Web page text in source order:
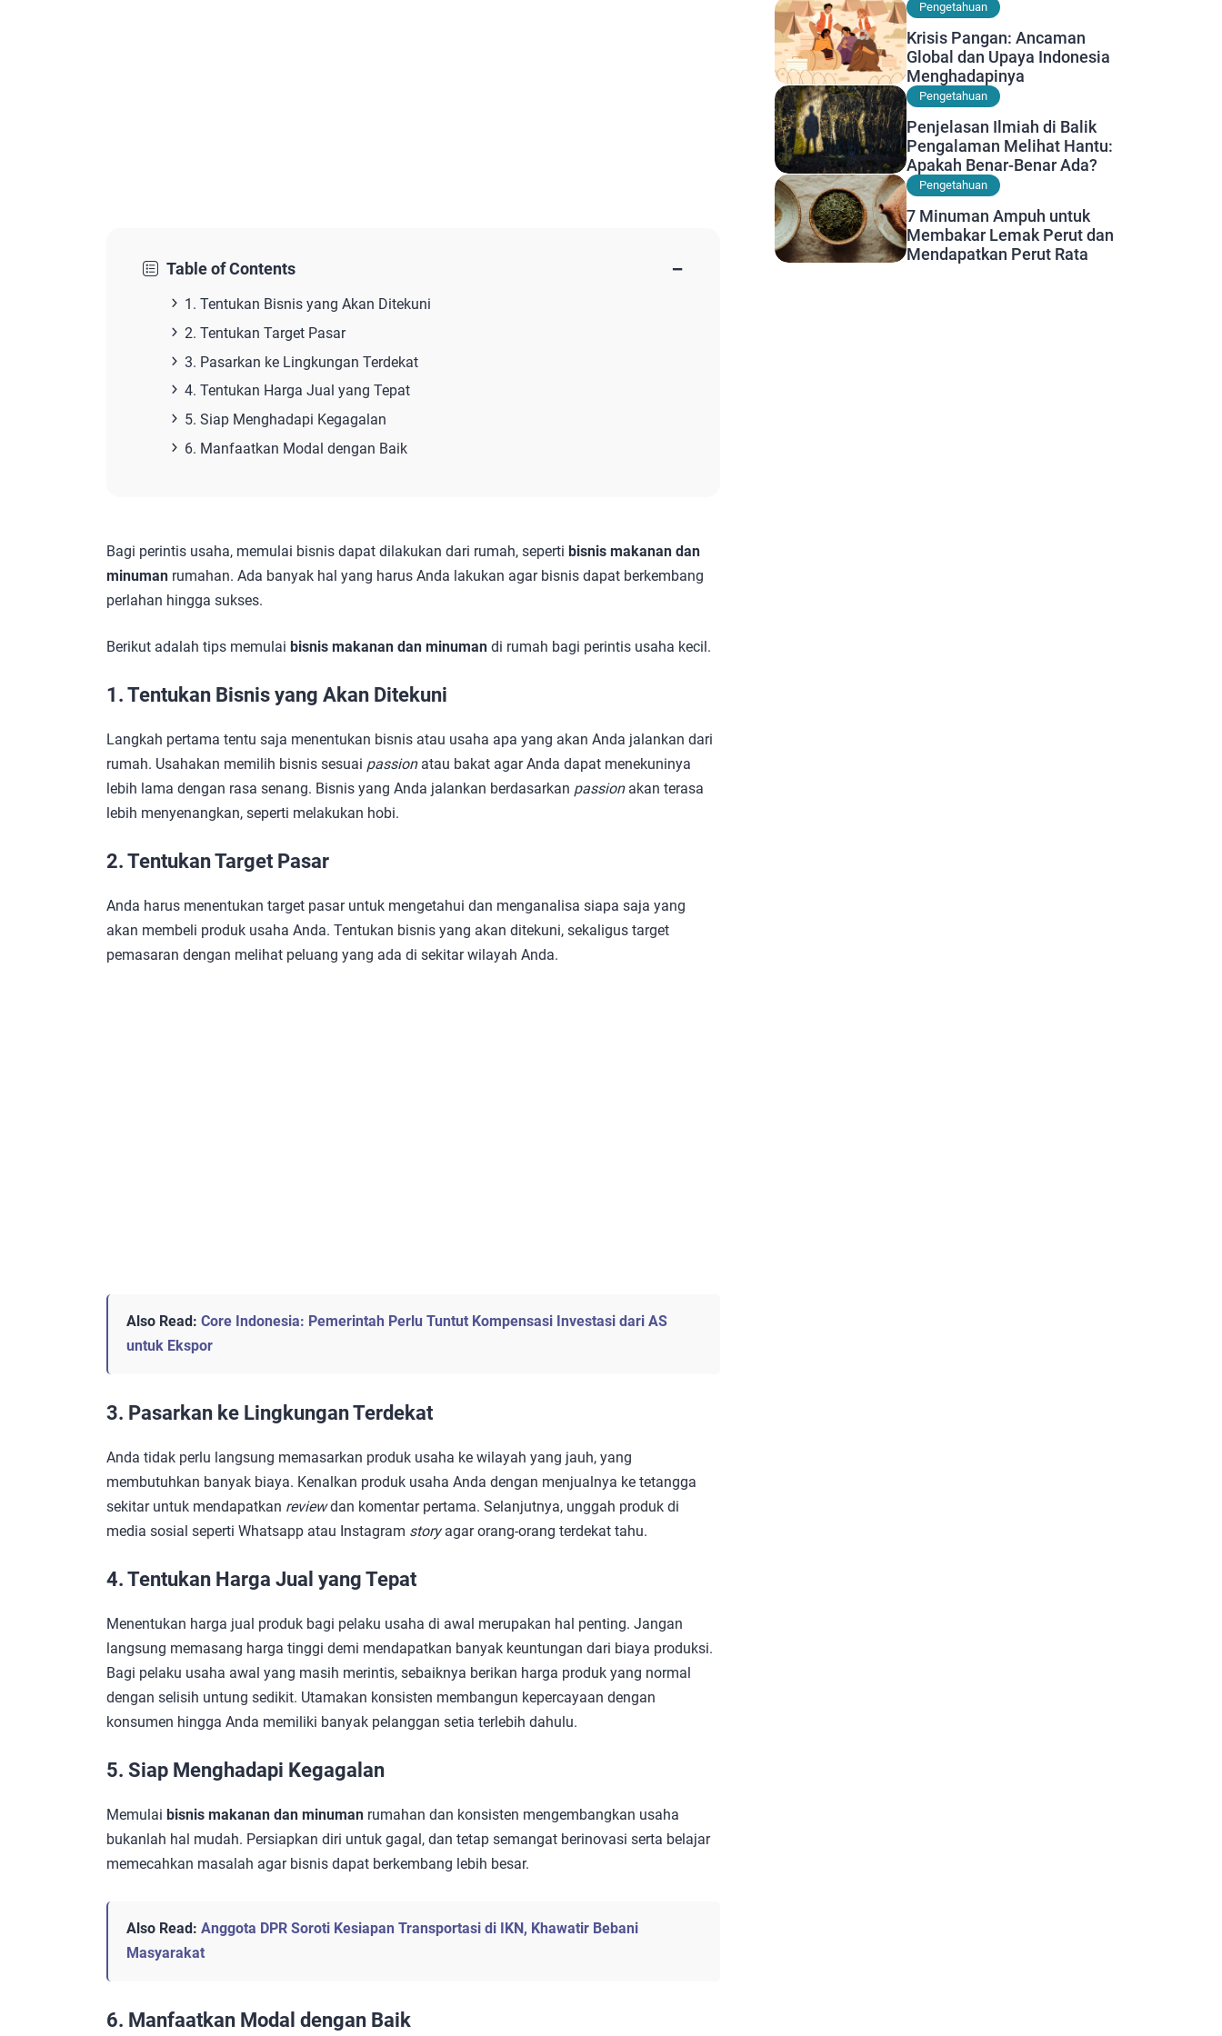
Table of Contents −
1. Tentukan Bisnis yang Akan Ditekuni
2. Tentukan Target Pasar
3. Pasarkan ke Lingkungan Terdekat
4. Tentukan Harga Jual yang Tepat
5. Siap Menghadapi Kegagalan
6. Manfaatkan Modal dengan Baik
Bagi perintis usaha, memulai bisnis dapat dilakukan dari rumah, seperti bisnis makanan dan
minuman rumahan. Ada banyak hal yang harus Anda lakukan agar bisnis dapat berkembang
perlahan hingga sukses.
Berikut adalah tips memulai bisnis makanan dan minuman di rumah bagi perintis usaha kecil.
1. Tentukan Bisnis yang Akan Ditekuni
Langkah pertama tentu saja menentukan bisnis atau usaha apa yang akan Anda jalankan dari
rumah. Usahakan memilih bisnis sesuai passionatau bakat agar Anda dapat menekuninya
lebih lama dengan rasa senang. Bisnis yang Anda jalankan berdasarkan passionakan terasa
lebih menyenangkan, seperti melakukan hobi.
2. Tentukan Target Pasar
Anda harus menentukan target pasar untuk mengetahui dan menganalisa siapa saja yang
akan membeli produk usaha Anda. Tentukan bisnis yang akan ditekuni, sekaligus target
pemasaran dengan melihat peluang yang ada di sekitar wilayah Anda.
Also Read: Core Indonesia: Pemerintah Perlu Tuntut Kompensasi Investasi dari AS
untuk Ekspor
3. Pasarkan ke Lingkungan Terdekat
Anda tidak perlu langsung memasarkan produk usaha ke wilayah yang jauh, yang
membutuhkan banyak biaya. Kenalkan produk usaha Anda dengan menjualnya ke tetangga
sekitar untuk mendapatkan reviewdan komentar pertama. Selanjutnya, unggah produk di
media sosial seperti Whatsapp atau Instagram storyagar orang-orang terdekat tahu.
4. Tentukan Harga Jual yang Tepat
Menentukan harga jual produk bagi pelaku usaha di awal merupakan hal penting. Jangan
langsung memasang harga tinggi demi mendapatkan banyak keuntungan dari biaya produksi.
Bagi pelaku usaha awal yang masih merintis, sebaiknya berikan harga produk yang normal
dengan selisih untung sedikit. Utamakan konsisten membangun kepercayaan dengan
konsumen hingga Anda memiliki banyak pelanggan setia terlebih dahulu.
5. Siap Menghadapi Kegagalan
Memulai bisnis makanan dan minuman rumahan dan konsisten mengembangkan usaha
bukanlah hal mudah. Persiapkan diri untuk gagal, dan tetap semangat berinovasi serta belajar
memecahkan masalah agar bisnis dapat berkembang lebih besar.
Also Read: Anggota DPR Soroti Kesiapan Transportasi di IKN, Khawatir Bebani
Masyarakat
6. Manfaatkan Modal dengan Baik
Diwaspadai
Pengetahuan
Krisis Pangan: Ancaman
Global dan Upaya Indonesia
Menghadapinya
Pengetahuan
Penjelasan Ilmiah di Balik
Pengalaman Melihat Hantu:
Apakah Benar-Benar Ada?
Pengetahuan
7 Minuman Ampuh untuk
Membakar Lemak Perut dan
Mendapatkan Perut Rata